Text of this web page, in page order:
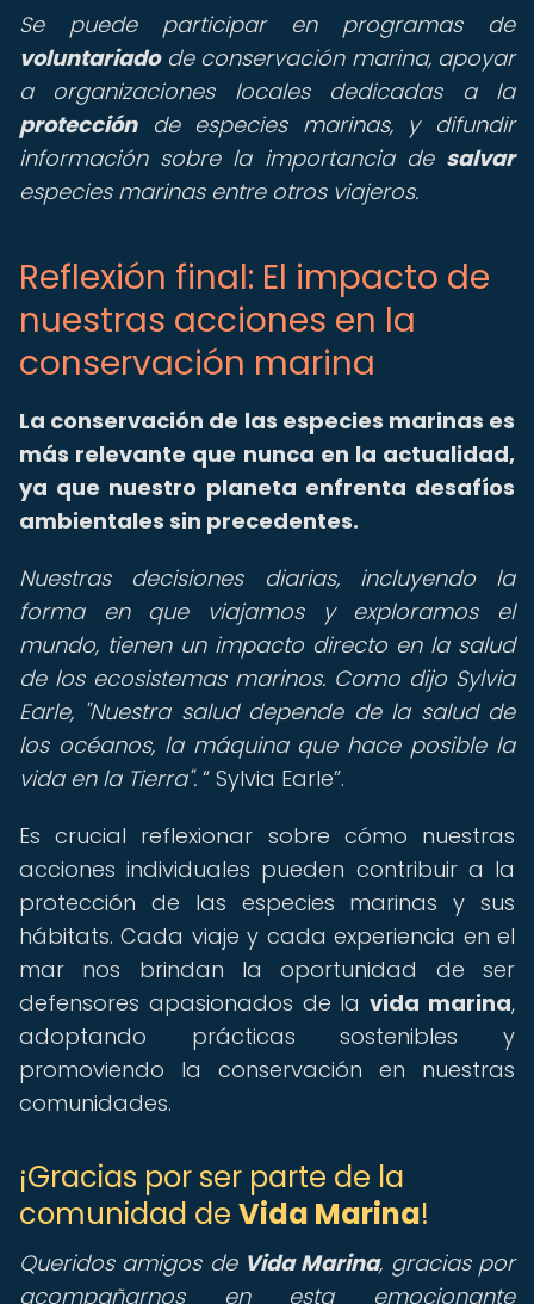
Se puede participar en programas de
voluntariadode conservación marina, apoyar
a organizaciones locales dedicadas a la
protecciónde especies marinas, y difundir
información sobre la importancia de salvar
especies marinas entre otros viajeros.
Reflexión final: El impacto de
nuestras acciones en la
conservación marina
La conservación de las especies marinas es
más relevante que nunca en la actualidad,
ya que nuestro planeta enfrenta desafíos
ambientales sin precedentes.
Nuestras decisiones diarias, incluyendo la
forma en que viajamos y exploramos el
mundo, tienen un impacto directo en la salud
de los ecosistemas marinos. Como dijo Sylvia
Earle, "Nuestra salud depende de la salud de
los océanos, la máquina que hace posible la
vida en la Tierra".
Sylvia Earle .
Es crucial reflexionar sobre cómo nuestras
acciones individuales pueden contribuir a la
protección de las especies marinas y sus
hábitats. Cada viaje y cada experiencia en el
mar nos brindan la oportunidad de ser
defensores apasionados de lavida marina,
adoptando prácticas sostenibles y
promoviendo la conservación en nuestras
comunidades.
¡Gracias por ser parte de la
comunidad de Vida Marina!
Queridos amigos de Vida Marina, gracias por
acompañarnos en esta emocionante